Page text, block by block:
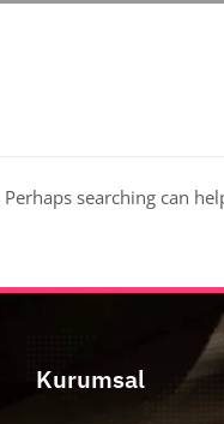
searching can
Kurumsal